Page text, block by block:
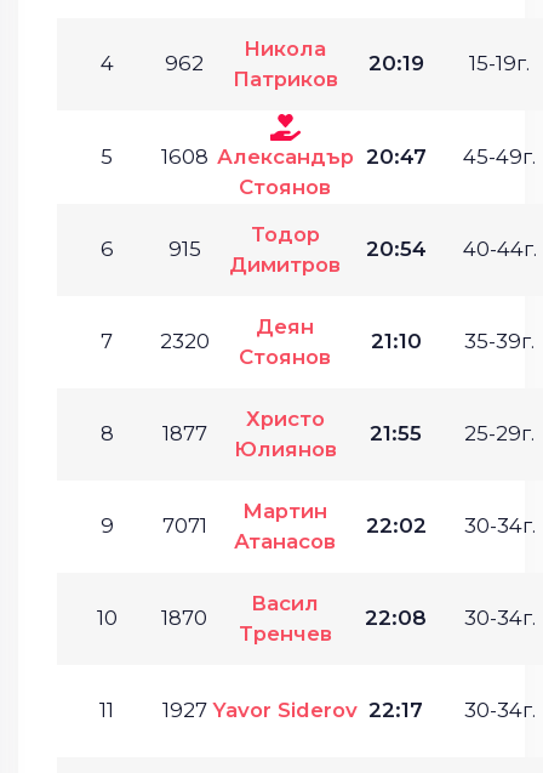
4 962
Никола
Патриков
20:19 15-19г.
5 1608 Александър
Стоянов
20:47 45-49г.
6 915
Тодор
Димитров
20:54 40-44г.
7 2320
Деян
Стоянов
21:10 35-39г.
8 1877
Христо
Юлиянов
21:55 25-29г.
9 7071
Мартин
Атанасов
22:02 30-34г.
10 1870
Васил
Тренчев
22:08 30-34г.
11 1927 Yavor Siderov 22:17 30-34г.